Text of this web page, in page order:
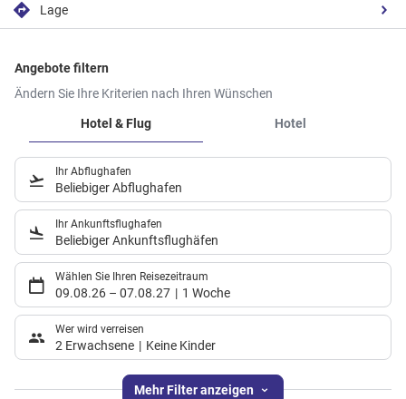
Lage
Angebote filtern
Ändern Sie Ihre Kriterien nach Ihren Wünschen
Hotel & Flug
Hotel
Ihr Abflughafen
Beliebiger Abflughafen
Ihr Ankunftsflughafen
Beliebiger Ankunftsflughäfen
Wählen Sie Ihren Reisezeitraum
09.08.26 – 07.08.27 1 Woche
Wer wird verreisen
2 Erwachsene Keine Kinder
Mehr Filter anzeigen